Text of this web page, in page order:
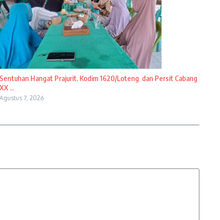
Sentuhan Hangat Prajurit, Kodim 1620/Loteng dan Persit Cabang
XX ...
Agustus 7, 2026